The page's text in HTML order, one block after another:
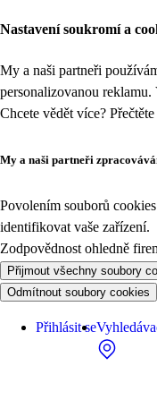
Nastavení soukromí a
My a naši partneři
personalizovanou
Chcete vědět více?
My a naši partneři
Povolením souborů
identifikovat vaše zařízení.
Zodpovědnost ohledně
Přijmout všechny soubory
Odmítnout soubory cookies
Přihlásit se